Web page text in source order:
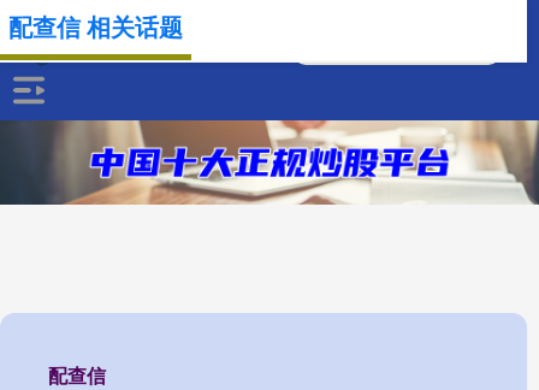
配查信
配查信 相关话题